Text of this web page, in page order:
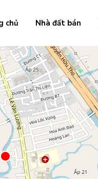
chủ Nhà đất bán